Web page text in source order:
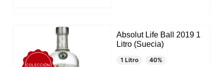
COLECCIÓN
Absolut Life Ball 2019 1
Litro (Suecia)
1 Litro
40%